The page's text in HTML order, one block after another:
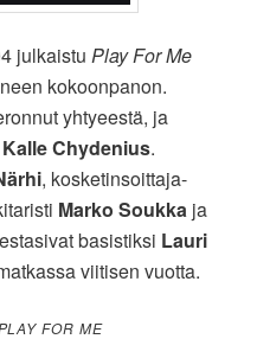
julkaistuPlay For Me
kokoonpanon.
yhtyeestä, ja
Kalle Chydenius.
, kosketinsoittaja-
Marko Soukka ja
basistiksi Lauri
viitisen vuotta.
FOR ME